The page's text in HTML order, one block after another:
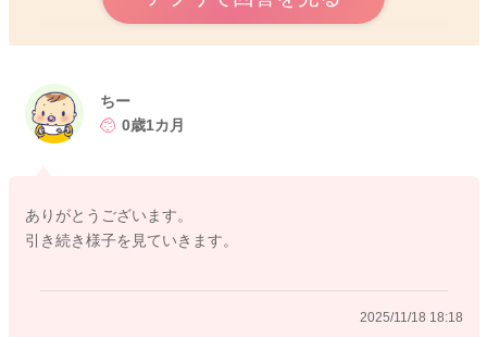
ちー
0歳1カ月
ありがとうございます。
引き続き様子を見ていきます。
2025/11/18 18:18